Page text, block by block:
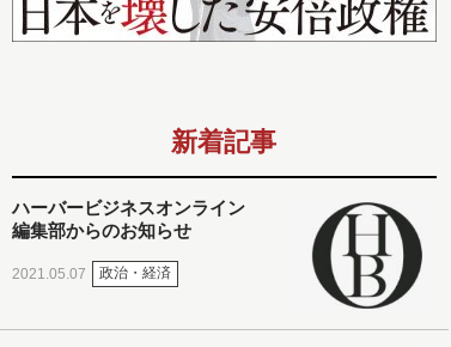
新着記事
ハーバービジネスオンライン
編集部からのお知らせ
2021.05.07 政治・経済